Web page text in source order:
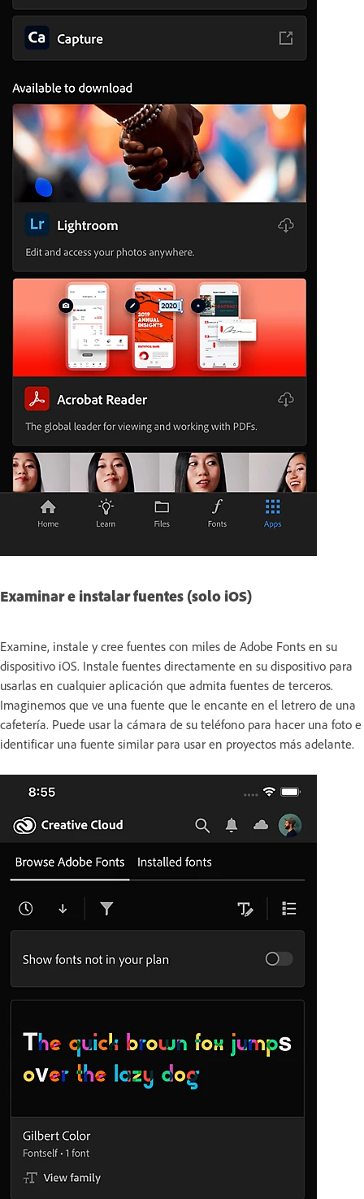
Examinar e instalar fuentes (solo iOS)
Examine, instale y cree fuentes con miles de Adobe Fonts en su
dispositivo iOS. Instale fuentes directamente en su dispositivo para
usarlas en cualquier aplicación que admita fuentes de terceros.
Imaginemos que ve una fuente que le encante en el letrero de una
cafetería. Puede usar la cámara de su teléfono para hacer una foto e
identificar una fuente similar para usar en proyectos más adelante.